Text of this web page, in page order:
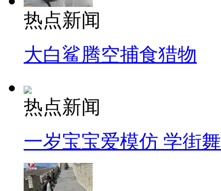
热点新闻
大白鲨腾空捕食猎物
热点新闻
一岁宝宝爱模仿 学街